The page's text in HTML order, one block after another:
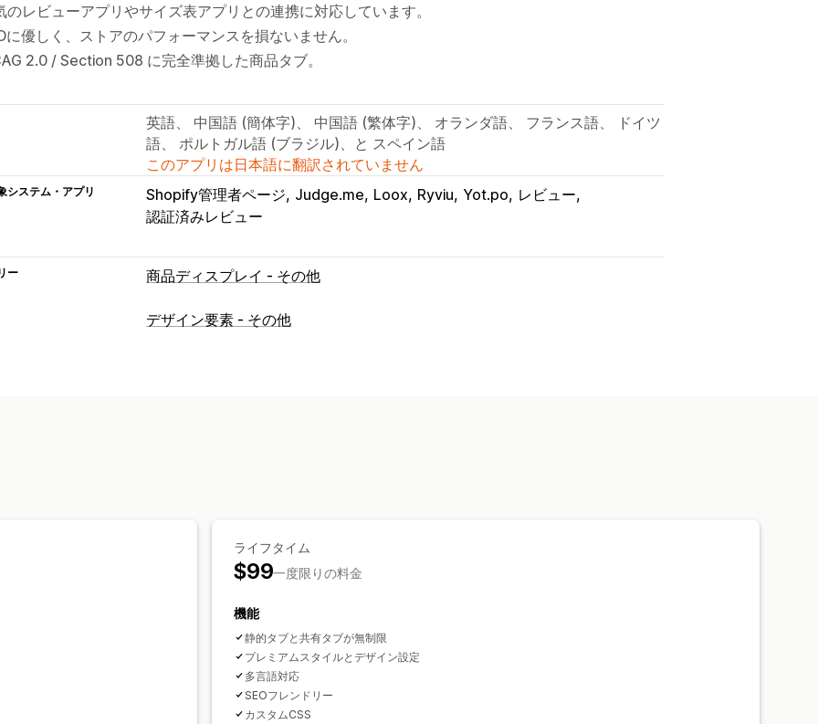
のレビューアプリやサイズ表アプリとの連携に対応しています。
に優しく、ストアのパフォーマンスを損ないません。
2.0 / Section 508 に完全準拠した商品タブ。
英語、 中国語 (簡体字)、 中国語 (繁体字)、 オランダ語、 フランス語、 ドイツ
語、 ポルトガル語 (ブラジル)、と スペイン語
このアプリは日本語に翻訳されていません
システム・アプリ Shopify管理者ページ Judge.me Loox Ryviu Yot.po
レビュー
認証済みレビュー
ー 商品ディスプレイ - その他
デザイン要素 - その他
ライフタイム
$99一度限りの料金
機能
静的タブと共有タブが無制限
プレミアムスタイルとデザイン設定
多言語対応
SEOフレンドリー
カスタムCSS